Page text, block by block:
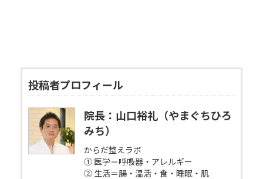
投稿者プロフィール
院長：山口裕礼（やまぐちひろ
みち）
からだ整えラボ
① 医学＝呼吸器・アレルギー
② 生活＝腸・温活・食・睡眠・肌